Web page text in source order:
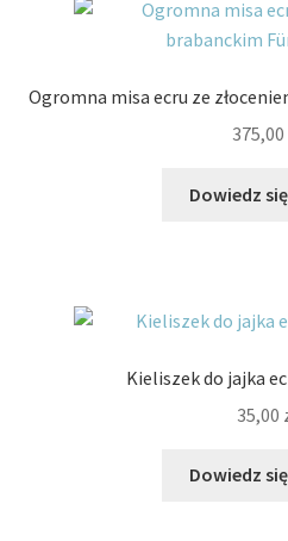
Ogromna misa ecru ze
375,00
Dowiedz
Kieliszek do jajka
35,00
Dowiedz